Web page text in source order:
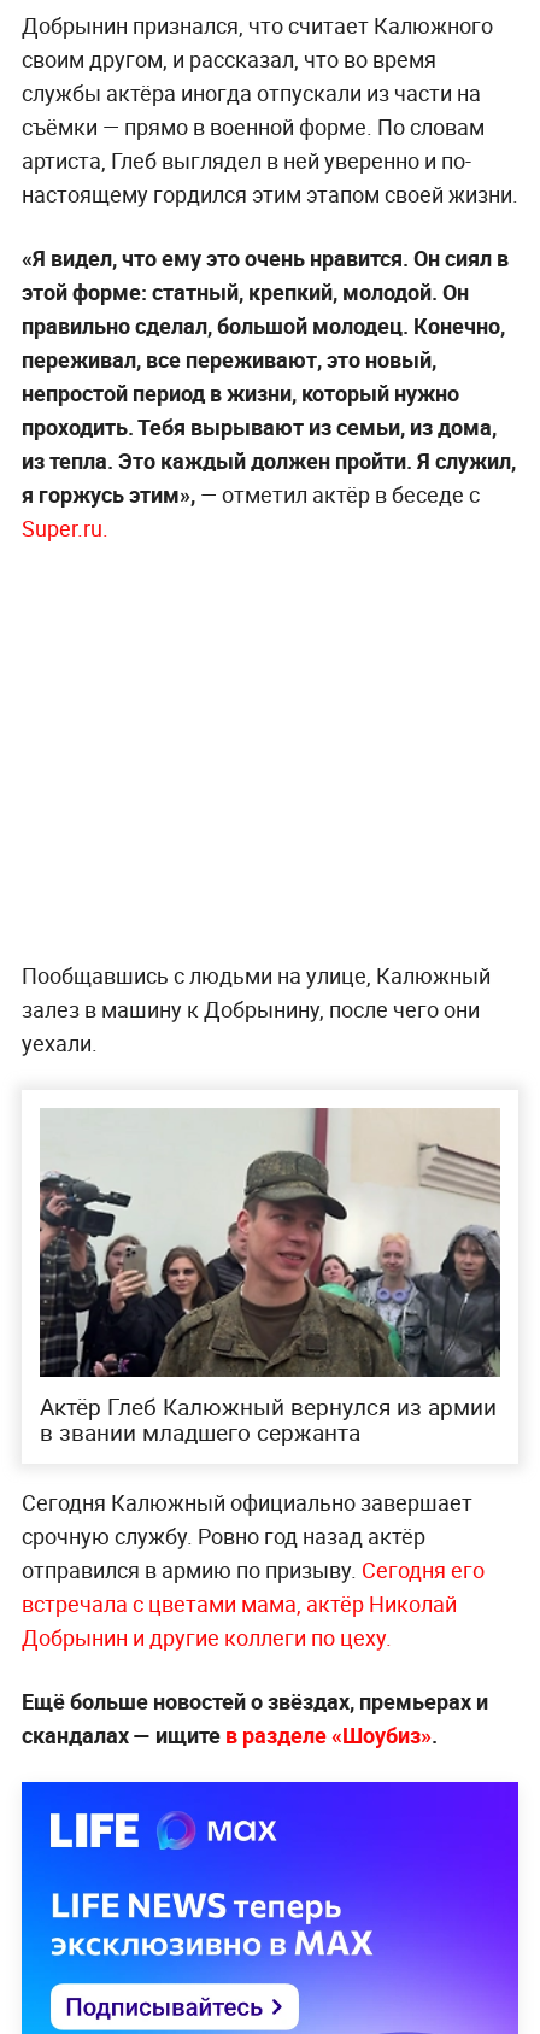
Добрынин признался, что считает Калюжного
своим другом, и рассказал, что во время
службы актёра иногда отпускали из части на
съёмки — прямо в военной форме. По словам
артиста, Глеб выглядел в ней уверенно и по-
настоящему гордился этим этапом своей жизни.
«Я видел, что ему это очень нравится. Он сиял в
этой форме: статный, крепкий, молодой. Он
правильно сделал, большой молодец. Конечно,
переживал, все переживают, это новый,
непростой период в жизни, который нужно
проходить. Тебя вырывают из семьи, из дома,
из тепла. Это каждый должен пройти. Я служил,
я горжусь этим»,— отметил актёр в беседе с
Super.ru.
Пообщавшись с людьми на улице, Калюжный
залез в машину к Добрынину, после чего они
уехали.
Актёр Глеб Калюжный вернулся из армии
в звании младшего сержанта
Сегодня Калюжный официально завершает
срочную службу. Ровно год назад актёр
отправился в армию по призыву. Сегодня его
встречала с цветами мама, актёр Николай
Добрынин и другие коллеги по цеху.
Ещё больше новостей о звёздах, премьерах и
скандалах — ищите в разделе «Шоубиз».